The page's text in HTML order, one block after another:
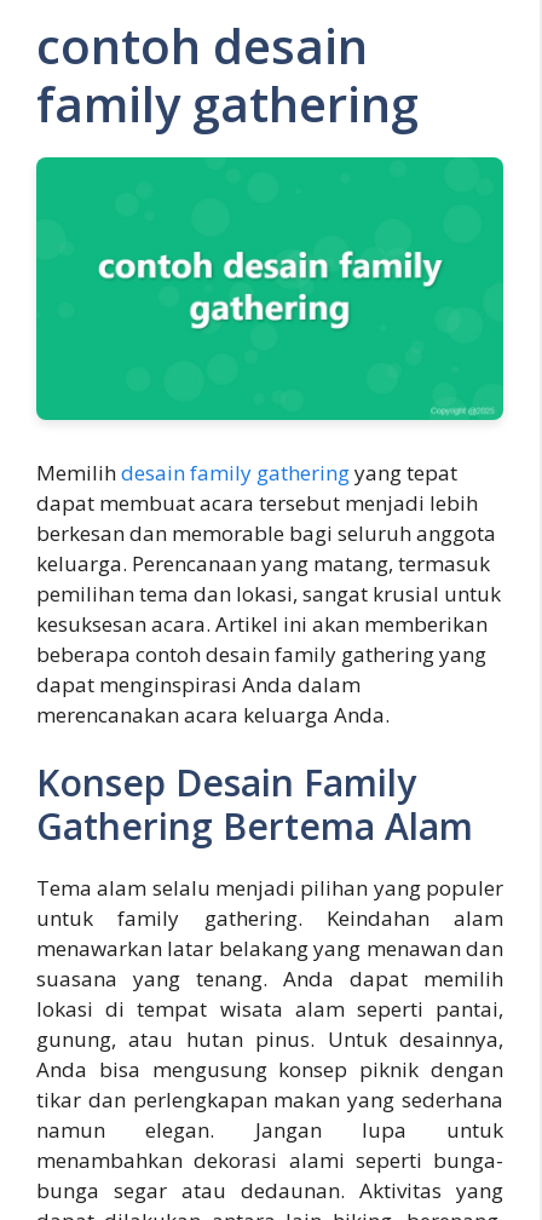
contoh desain
family gathering
Memilihdesain family gatheringyang tepat
dapat membuat acara tersebut menjadi lebih
berkesan dan memorable bagi seluruh anggota
keluarga. Perencanaan yang matang, termasuk
pemilihan tema dan lokasi, sangat krusial untuk
kesuksesan acara. Artikel ini akan memberikan
beberapa contoh desain family gathering yang
dapat menginspirasi Anda dalam
merencanakan acara keluarga Anda.
Konsep Desain Family
Gathering Bertema Alam
Tema alam selalu menjadi pilihan yang populer
untuk family gathering. Keindahan alam
menawarkan latar belakang yang menawan dan
suasana yang tenang. Anda dapat memilih
lokasi di tempat wisata alam seperti pantai,
gunung, atau hutan pinus. Untuk desainnya,
Anda bisa mengusung konsep piknik dengan
tikar dan perlengkapan makan yang sederhana
namun elegan. Jangan lupa untuk
menambahkan dekorasi alami seperti bunga-
bunga segar atau dedaunan. Aktivitas yang